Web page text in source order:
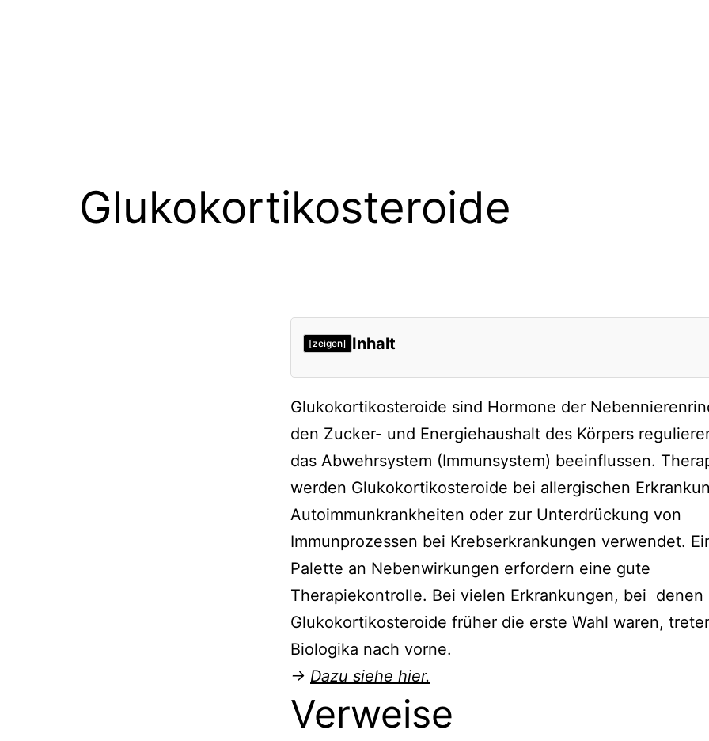
Glukokortikosteroide
[zeigen] Inhalt
Glukokortikosteroide sind Hormone der
den Zucker- und Energiehaushalt des Körpers
das Abwehrsystem (Immunsystem) beeinflussen.
werden Glukokortikosteroide bei allergischen
Autoimmunkrankheiten oder zur Unterdrückung von
Immunprozessen bei Krebserkrankungen verwendet.
Palette an Nebenwirkungen erfordern eine gute
Therapiekontrolle. Bei vielen Erkrankungen, bei denen
Glukokortikosteroide früher die erste Wahl waren,
Biologika nach vorne.
→ Dazu siehe hier.
Verweise